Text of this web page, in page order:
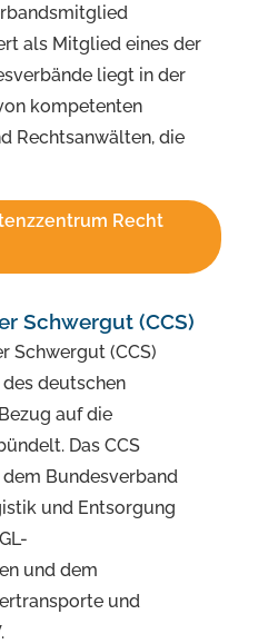
als Mitglied eines der
liegt in der
kompetenten
Rechtsanwälten, die
Recht
Schwergut (CCS)
Schwergut (CCS)
deutschen
auf die
Das CCS
Bundesverband
und Entsorgung
und dem
und